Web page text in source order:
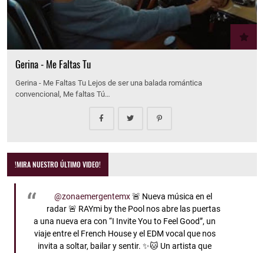
Gerina - Me Faltas Tu
Gerina - Me Faltas Tu Lejos de ser una balada romántica
convencional, Me faltas Tú…
!MIRA NUESTRO ÚLTIMO VIDEO!
@zonaemergentemx🚨 Nueva música en el
radar 🚨 RAYmi by the Pool nos abre las puertas
a una nueva era con “I Invite You to Feel Good”, un
viaje entre el French House y el EDM vocal que nos
invita a soltar, bailar y sentir. ✨🐱 Un artista que